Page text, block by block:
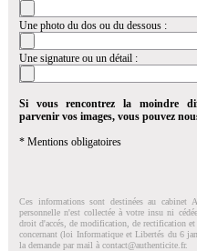
Une photo du dos ou du dessous :
Une signature ou un détail :
Si vous rencontrez la moindre
parvenir vos images, vous pouvez
* Mentions obligatoires
Ces informations sont destinées au cabinet
personnelle n'est collectée à votre insu ni
droit d'accés, de modification, de rectification et
concernant (loi Informatique et Libertés du 6
la demande par mail à contact@authenticite.fr.